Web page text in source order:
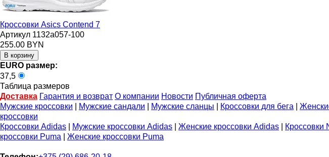
Кроссовки Asics Contend 7
Артикул 1132a057-100
255.00 BYN
EURO размер:
37,5
Таблица размеров
Доставка Гарантия и возврат О компании Новости Публичная оферта
Мужские кроссовки
Мужские сандали Мужские сланцы Кроссовки для бега
кроссовки
Кроссовки Adidas
Мужские кроссовки Adidas Женские кроссовки Adidas Кроссовки
кроссовки Puma
Женские кроссовки Puma